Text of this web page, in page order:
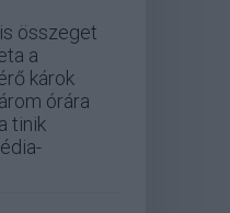
összeget
a
károk
órára
tinik